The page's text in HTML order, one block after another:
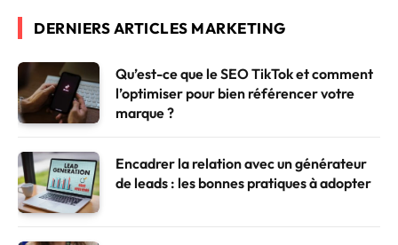
DERNIERS ARTICLES MARKETING
Qu’est-ce que le SEO TikTok et comment
l’optimiser pour bien référencer votre
marque ?
Encadrer la relation avec un générateur
de leads : les bonnes pratiques à adopter